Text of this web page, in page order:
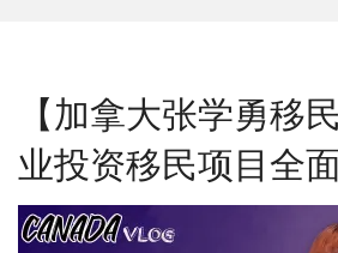
【加拿大张学勇移
业投资移民项目全